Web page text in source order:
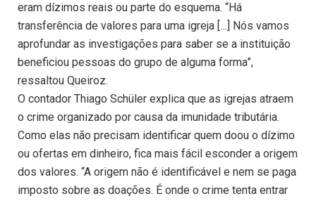
eram dízimos reais ou parte do esquema. “Há
transferência de valores para uma igreja […] Nós vamos
aprofundar as investigações para saber se a instituição
beneficiou pessoas do grupo de alguma forma”,
ressaltou Queiroz.
O contador Thiago Schüler explica que as igrejas atraem
o crime organizado por causa da imunidade tributária.
Como elas não precisam identificar quem doou o dízimo
ou ofertas em dinheiro, fica mais fácil esconder a origem
dos valores. “A origem não é identificável e nem se paga
imposto sobre as doações. É onde o crime tenta entrar